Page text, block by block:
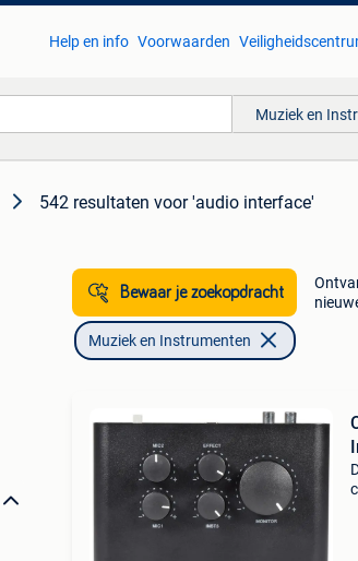
Help en info Voorwaarden
Muziek en
542 resultaten voor 'audio interface'
Bewaar je zoekopdracht
Muziek en Instrumenten